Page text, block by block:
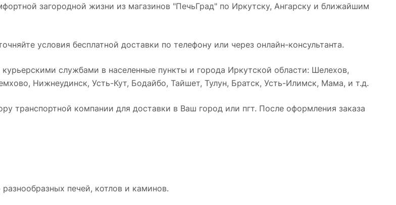
загородной жизни из магазинов "ПечьГрад" по Иркутску, Ангарску и ближайшим
условия бесплатной доставки по телефону или через онлайн-консультанта.
службами в населенные пункты и города Иркутской области: Шелехов,
Нижнеудинск, Усть-Кут, Бодайбо, Тайшет, Тулун, Братск, Усть-Илимск, Мама, и т.д.
транспортной компании для доставки в Ваш город или пгт. После оформления заказа
печей, котлов и каминов.